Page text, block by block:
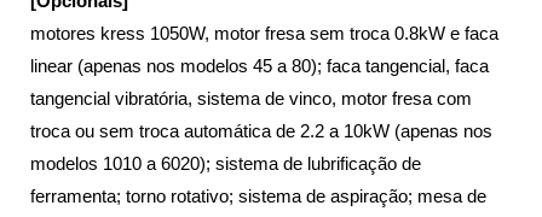
motores kress 1050W, motor fresa sem troca 0.8kW e faca
linear (apenas nos modelos 45 a 80); faca tangencial, faca
tangencial vibratória, sistema de vinco, motor fresa com
troca ou sem troca automática de 2.2 a 10kW (apenas nos
modelos 1010 a 6020); sistema de lubrificação de
ferramenta; torno rotativo; sistema de aspiração; mesa de